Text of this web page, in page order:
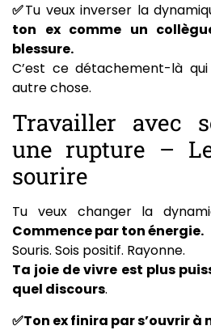
✅Tu veux inverser la
ton ex comme un
blessure.
C’est ce détachement-là
autre chose.
Travailler avec
une rupture –
sourire
Tu veux changer la
Commence par ton énergie.
Souris. Sois positif. Rayonne.
Ta joie de vivre est plus
quel discours.
✅Ton ex finira par s’ouvrir à